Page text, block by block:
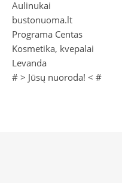
Aulinukai
bustonuoma.lt
Programa Centas
Kosmetika, kvepalai
Levanda
# > Jūsų nuoroda! < #